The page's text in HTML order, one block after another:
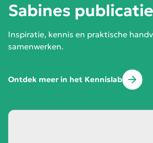
Sabines
Inspiratie, kennis en praktische
samenwerken.
Ontdek meer in het Kennislab